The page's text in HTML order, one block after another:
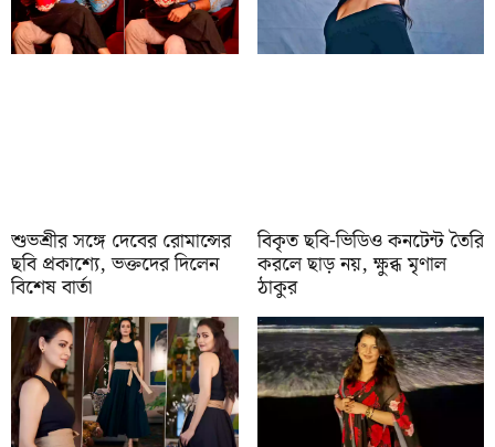
শুভশ্রীর সঙ্গে দেবের রোমান্সের
ছবি প্রকাশ্যে, ভক্তদের দিলেন
বিশেষ বার্তা
বিকৃত ছবি-ভিডিও কনটেন্ট তৈরি
করলে ছাড় নয়, ক্ষুব্ধ মৃণাল
ঠাকুর